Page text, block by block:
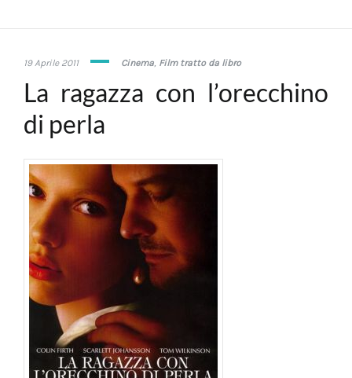
19 Aprile 201129
Cinema, Film tratto da libro
La ragazza con l’orecchino
di perla